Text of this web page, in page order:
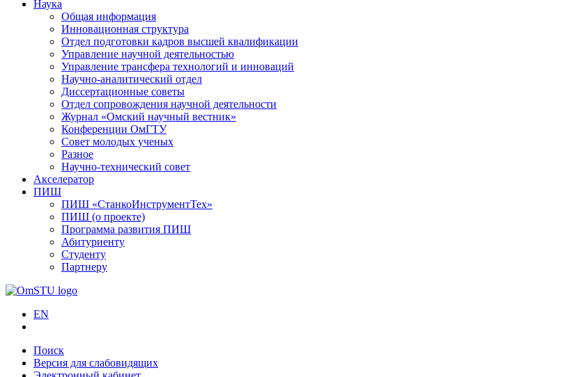
Наука
Общая информация
Инновационная структура
Отдел подготовки кадров высшей квалификации
Управление научной деятельностью
Управление трансфера технологий и инноваций
Научно-аналитический отдел
Диссертационные советы
Отдел сопровождения научной деятельности
Журнал «Омский научный вестник»
Конференции ОмГТУ
Совет молодых ученых
Разное
Научно-технический совет
Акселератор
ПИШ
ПИШ «СтанкоИнструментТех»
ПИШ (о проекте)
Программа развития ПИШ
Абитуриенту
Студенту
Партнеру
EN
Поиск
Версия для слабовидящих